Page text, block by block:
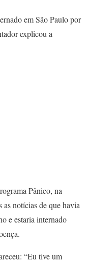
em São Paulo por
explicou a
Pânico, na
as notícias de que havia
e estaria internado
“Eu tive um